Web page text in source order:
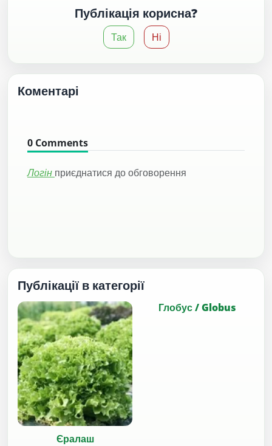
Публікація корисна?
Так Ні
Коментарі
0 Comments
Логін приєднатися до обговорення
Публікації в категорії
Єралаш
Глобус / Globus